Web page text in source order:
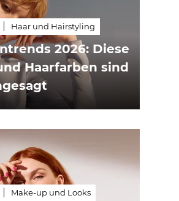
Haar und Hairstyling
2026: Diese
Haarfarben sind
Make-up und Looks